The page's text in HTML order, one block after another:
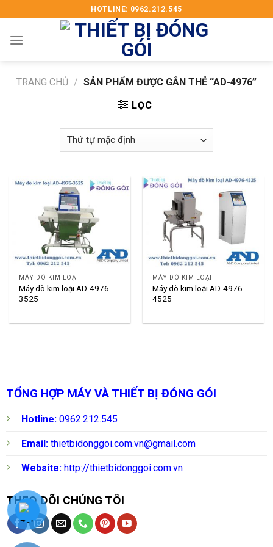
to
content
HOTLINE: 0962.212.545
TRANG CHỦ / SẢN PHẨM ĐƯỢC GẮN THẺ “AD-4976”
LỌC
MÁY DÒ KIM LOẠI
Máy dò kim loại AD-4976-
3525
MÁY DÒ KIM LOẠI
Máy dò kim loại AD-4976-
4525
TỔNG HỢP MÁY VÀ THIẾT BỊ ĐÓNG GÓI
Hotline: 0962.212.545
Email: thietbidonggoi.com.vn@gmail.com
Website: http://thietbidonggoi.com.vn
THEO DÕI CHÚNG TÔI